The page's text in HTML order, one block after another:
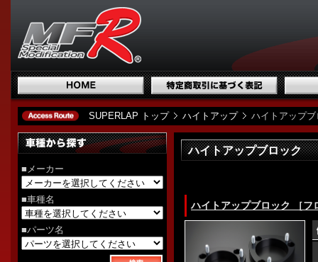
SUPERLAP トップ ハイトアップ ハイトアップブ
ハイトアップブロック
ハイトアップブロック ［
■メーカー
■車種名
■パーツ名